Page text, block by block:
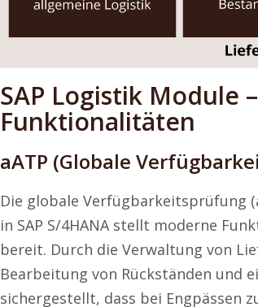
SAP Logistik Module
Funktionalitäten
aATP (Globale
Die globale Verfügbarkeitsprüfung
in SAP S/4HANA stellt moderne
bereit. Durch die Verwaltung von
Bearbeitung von Rückständen und
sichergestellt, dass bei Engpässen